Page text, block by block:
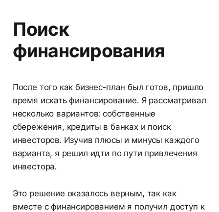
Поиск
финансирования
После того как бизнес-план был готов, пришло
время искать финансирование. Я рассматривал
несколько вариантов: собственные
сбережения, кредиты в банках и поиск
инвесторов. Изучив плюсы и минусы каждого
варианта, я решил идти по пути привлечения
инвестора.
Это решение оказалось верным, так как
вместе с финансированием я получил доступ к